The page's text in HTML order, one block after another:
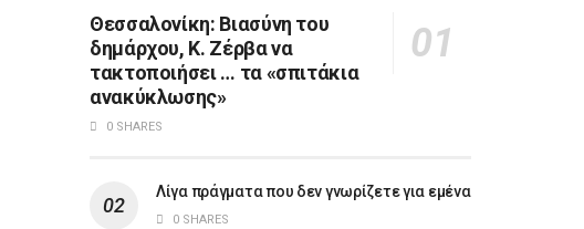
Θεσσαλονίκη: Βιασύνη του
δημάρχου, Κ. Ζέρβα να
τακτοποιήσει … τα «σπιτάκια
ανακύκλωσης»
0 SHARES
Λίγα πράγματα που δεν γνωρίζετε για εμένα
0 SHARES